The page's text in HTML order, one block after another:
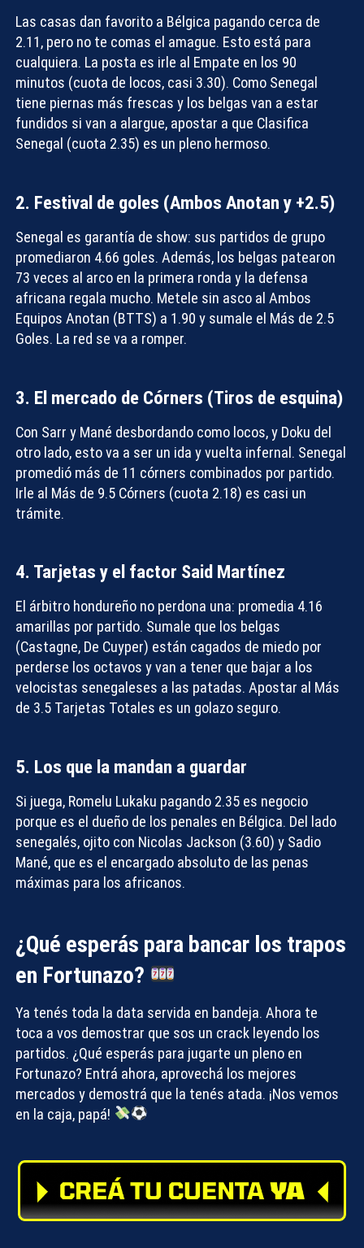
Las casas dan favorito a Bélgica pagando cerca de
2.11, pero no te comas el amague. Esto está para
cualquiera. La posta es irle al Empate en los 90
minutos (cuota de locos, casi 3.30). Como Senegal
tiene piernas más frescas y los belgas van a estar
fundidos si van a alargue, apostar a que Clasifica
Senegal (cuota 2.35) es un pleno hermoso.
2. Festival de goles (Ambos Anotan y +2.5)
Senegal es garantía de show: sus partidos de grupo
promediaron 4.66 goles. Además, los belgas patearon
73 veces al arco en la primera ronda y la defensa
africana regala mucho. Metele sin asco alAmbos
Equipos Anotan (BTTS) a 1.90 y sumale el Más de 2.5
Goles. La red se va a romper.
3. El mercado de Córners (Tiros de esquina)
Con Sarr y Mané desbordando como locos, y Doku del
otro lado, esto va a ser un ida y vuelta infernal. Senegal
promedió más de 11 córners combinados por partido.
Irle al Más de 9.5 Córners (cuota 2.18) es casi un
trámite.
4. Tarjetas y el factor Said Martínez
El árbitro hondureño no perdona una: promedia 4.16
amarillas por partido. Sumale que los belgas
(Castagne, De Cuyper) están cagados de miedo por
perderse los octavos y van a tener que bajar a los
velocistas senegaleses a las patadas. Apostar al Más
de 3.5 Tarjetas Totales es un golazo seguro.
5. Los que la mandan a guardar
Si juega, Romelu Lukaku pagando 2.35 es negocio
porque es el dueño de los penales en Bélgica. Del lado
senegalés, ojito con Nicolas Jackson (3.60) y Sadio
Mané, que es el encargado absoluto de las penas
máximas para los africanos.
¿Qué esperás para bancar los trapos
en Fortunazo?
Ya tenés toda la data servida en bandeja. Ahora te
toca a vos demostrar que sos un crack leyendo los
partidos. ¿Qué esperás para jugarte un pleno en
Fortunazo? Entrá ahora, aprovechá los mejores
mercados y demostrá que la tenés atada. ¡Nos vemos
en la caja, papá!